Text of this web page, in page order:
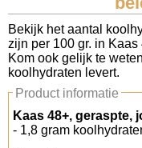
Koolhydraten
Links
Bekijk het aantal
zijn per 100 gr. in
Kom ook gelijk te
koolhydraten levert.
Product informatie
Kaas 48+, geraspte,
- 1,8 gram